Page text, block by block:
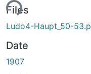
Files
Ludo4-Haupt_50-
Date
1907